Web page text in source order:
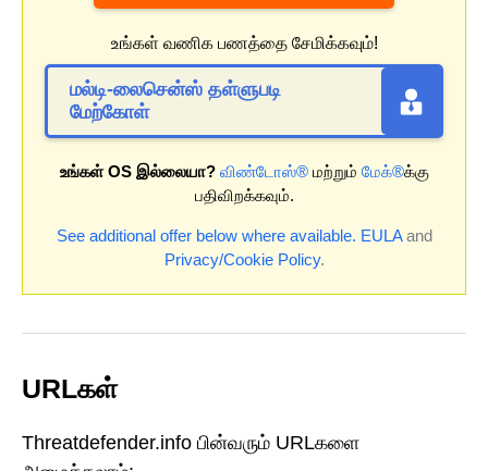
உங்கள் வணிக பணத்தை சேமிக்கவும்!
மல்டி-லைசென்ஸ் தள்ளுபடி
மேற்கோள்
உங்கள் OS இல்லையா? விண்டோஸ்®மற்றும் மேக்®க்கு
பதிவிறக்கவும்.
See additional offer below where available. EULAand
Privacy/Cookie Policy.
URLகள்
Threatdefender.info பின்வரும் URLகளை